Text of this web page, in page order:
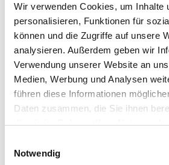
Wir verwenden Cookies, um Inhalte
personalisieren, Funktionen für
können und die Zugriffe auf unsere
analysieren. Außerdem geben wir
Verwendung unserer Website an
Medien, Werbung und Analysen
führen diese Informationen
Daten zusammen, die Sie ihnen
die sie im Rahmen Ihrer Nutzung
Sie unsere Webseite weiterhin
Notwendig
Plz/Ort:
63477 Maintal
Land:
Deutschland
Mobil:
0170/8037688
lapp.th61@arcor.de